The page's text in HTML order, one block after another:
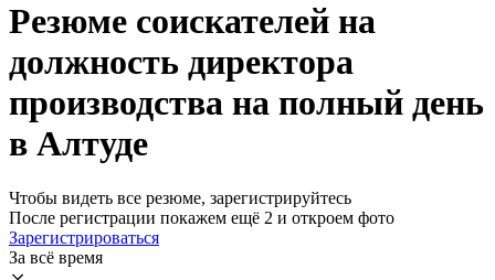
Резюме соискателей на
должность директора
производства на полный день
в Алтуде
Чтобы видеть все резюме, зарегистрируйтесь
После регистрации покажем ещё 2 и откроем фото
Зарегистрироваться
За всё время